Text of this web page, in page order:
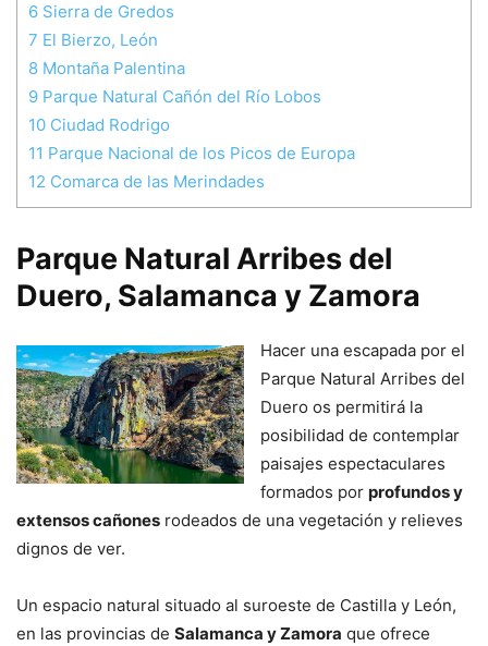
6 Sierra de Gredos
7 El Bierzo, León
8 Montaña Palentina
9 Parque Natural Cañón del Río Lobos
10 Ciudad Rodrigo
11 Parque Nacional de los Picos de Europa
12 Comarca de las Merindades
Parque Natural Arribes del
Duero, Salamanca y Zamora
Hacer una escapada por el
Parque Natural Arribes del
Duero os permitirá la
posibilidad de contemplar
paisajes espectaculares
formados por profundos y
extensos cañones rodeados de una vegetación y relieves
dignos de ver.
Un espacio natural situado al suroeste de Castilla y León,
en las provincias de Salamanca y Zamora que ofrece